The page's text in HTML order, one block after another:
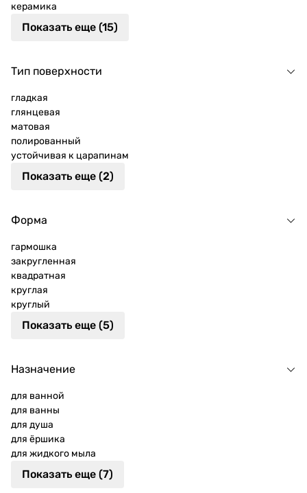
керамика
Показать еще (15)
Тип поверхности
гладкая
глянцевая
матовая
полированный
устойчивая к царапинам
Показать еще (2)
Форма
гармошка
закругленная
квадратная
круглая
круглый
Показать еще (5)
Назначение
для ванной
для ванны
для душа
для ёршика
для жидкого мыла
Показать еще (7)